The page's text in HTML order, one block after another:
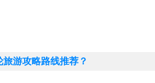
旅游攻略路线推荐？